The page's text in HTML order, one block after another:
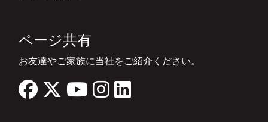
ページ共有
お友達やご家族に当社をご紹介ください。